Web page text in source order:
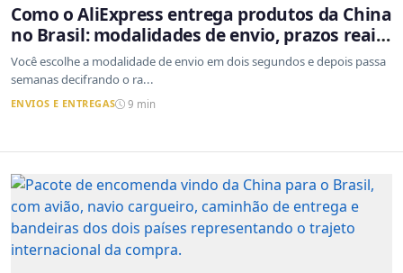
Como o AliExpress entrega produtos da China
no Brasil: modalidades de envio, prazos reais
e o que a Cainiao tem a ver com isso
Você escolhe a modalidade de envio em dois segundos e depois passa
semanas decifrando o ra...
ENVIOS E ENTREGAS 9 min